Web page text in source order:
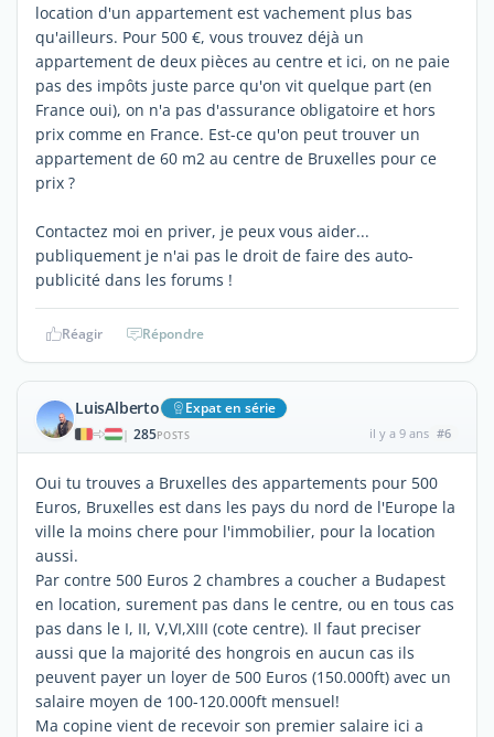
location d'un appartement est vachement plus bas
qu'ailleurs. Pour 500 €, vous trouvez déjà un
appartement de deux pièces au centre et ici, on ne paie
pas des impôts juste parce qu'on vit quelque part (en
France oui), on n'a pas d'assurance obligatoire et hors
prix comme en France. Est-ce qu'on peut trouver un
appartement de 60 m2 au centre de Bruxelles pour ce
prix ?
Contactez moi en priver, je peux vous aider...
publiquement je n'ai pas le droit de faire des auto-
publicité dans les forums !
Réagir Répondre
LuisAlberto Expat en série
| 285POSTS il y a 9 ans #6
Oui tu trouves a Bruxelles des appartements pour 500
Euros, Bruxelles est dans les pays du nord de l'Europe la
ville la moins chere pour l'immobilier, pour la location
aussi.
Par contre 500 Euros 2 chambres a coucher a Budapest
en location, surement pas dans le centre, ou en tous cas
pas dans le I, II, V,VI,XIII (cote centre). Il faut preciser
aussi que la majorité des hongrois en aucun cas ils
peuvent payer un loyer de 500 Euros (150.000ft) avec un
salaire moyen de 100-120.000ft mensuel!
Ma copine vient de recevoir son premier salaire ici a